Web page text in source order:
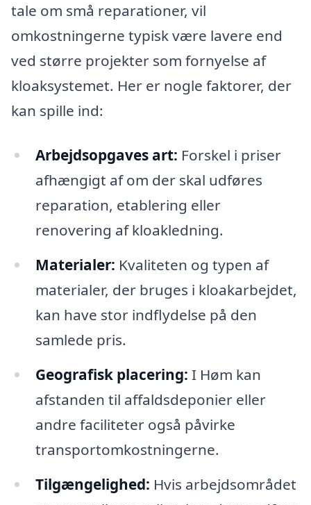
tale om små reparationer, vil
omkostningerne typisk være lavere end
ved større projekter som fornyelse af
kloaksystemet. Her er nogle faktorer, der
kan spille ind:
Arbejdsopgaves art: Forskel i priser
afhængigt af om der skal udføres
reparation, etablering eller
renovering af kloakledning.
Materialer: Kvaliteten og typen af
materialer, der bruges i kloakarbejdet,
kan have stor indflydelse på den
samlede pris.
Geografisk placering: I Høm kan
afstanden til affaldsdeponier eller
andre faciliteter også påvirke
transportomkostningerne.
Tilgængelighed: Hvis arbejdsområdet